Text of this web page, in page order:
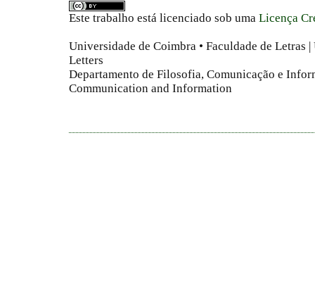
Este trabalho está licenciado sob uma Licença
Universidade de Coimbra • Faculdade de
Letters
Departamento de Filosofia, Comunicação e
Communication and Information